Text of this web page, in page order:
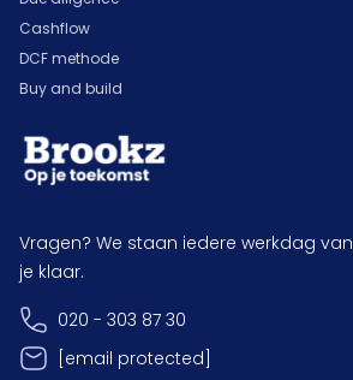
Cashflow
DCF methode
Buy and build
Vragen? We staan iedere werkdag van
je klaar.
020 - 303 87 30
[email protected]